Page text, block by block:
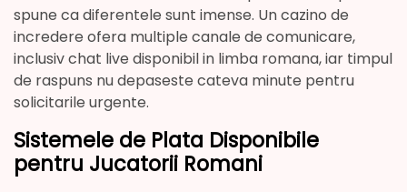
spune ca diferentele sunt imense. Un cazino de
incredere ofera multiple canale de comunicare,
inclusiv chat live disponibil in limba romana, iar timpul
de raspuns nu depaseste cateva minute pentru
solicitarile urgente.
Sistemele de Plata Disponibile
pentru Jucatorii Romani